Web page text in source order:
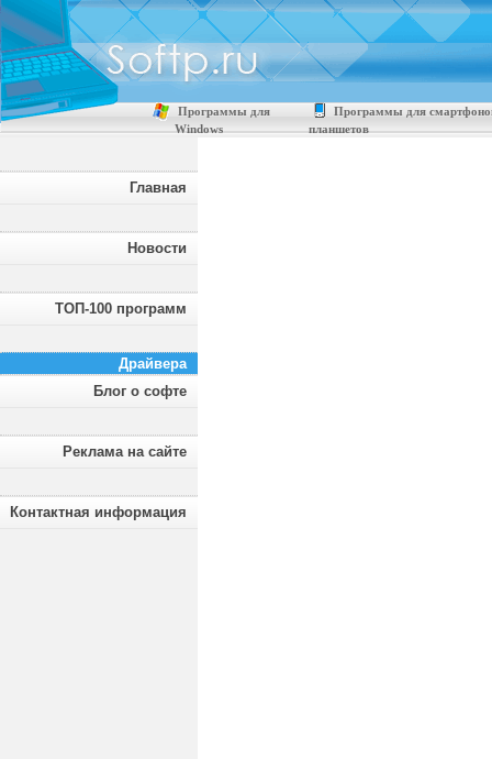
Программы для
Windows
Программы для
планшетов
Главная
Новости
ТОП-100 программ
Драйвера
Блог о софте
Реклама на сайте
Контактная информация